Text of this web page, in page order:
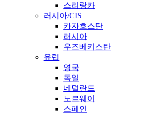
스리랑카
러시아/CIS
카자흐스탄
러시아
우즈베키스탄
유럽
영국
독일
네덜란드
노르웨이
스페인